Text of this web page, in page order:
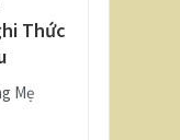
Thức
Mẹ